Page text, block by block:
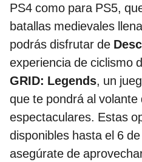
PS4 como para PS5,
batallas medievales
podrás disfrutar de
experiencia de ciclismo
GRID: Legends, un
que te pondrá al
espectaculares. Estas
disponibles hasta el 6
asegúrate de